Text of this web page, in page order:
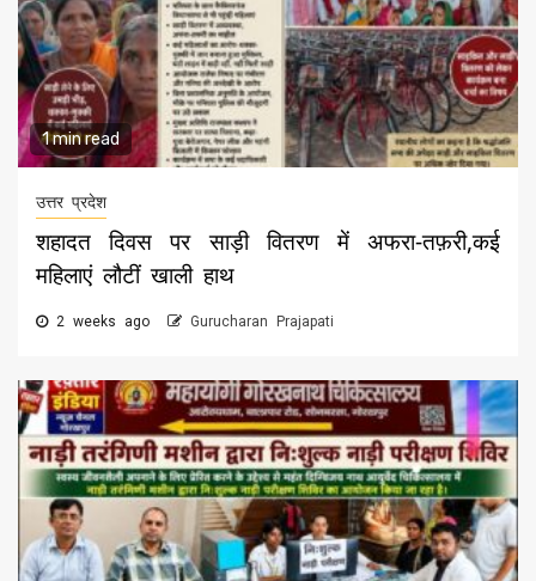
1 min read
उत्तर प्रदेश
शहादत दिवस पर साड़ी वितरण में अफरा-तफ़री,कई
महिलाएं लौटीं खाली हाथ
2 weeks ago Gurucharan Prajapati